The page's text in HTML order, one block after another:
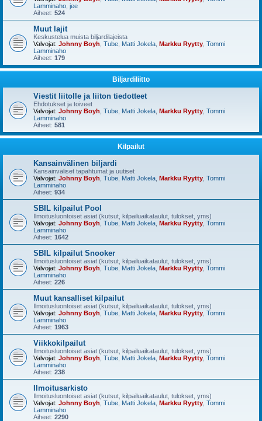
Lamminaho jee
Aiheet: 524
Muut lajit
Keskustelua muista biljardilajeista
Valvojat: Johnny Boyh Tube Matti Jokela Markku Ryytty Tommi
Lamminaho
Aiheet: 179
Biljardiliitto
Viestit liitolle ja liiton tiedotteet
Ehdotukset ja toiveet
Valvojat: Johnny Boyh Tube Matti Jokela Markku Ryytty Tommi
Lamminaho
Aiheet: 581
Kilpailut
Kansainvälinen biljardi
Kansainväliset tapahtumat ja uutiset
Valvojat: Johnny Boyh Tube Matti Jokela Markku Ryytty Tommi
Lamminaho
Aiheet: 934
SBIL kilpailut Pool
Ilmoitusluontoiset asiat (kutsut, kilpailuaikataulut, tulokset, yms)
Valvojat: Johnny Boyh Tube Matti Jokela Markku Ryytty Tommi
Lamminaho
Aiheet: 1642
SBIL kilpailut Snooker
Ilmoitusluontoiset asiat (kutsut, kilpailuaikataulut, tulokset, yms)
Valvojat: Johnny Boyh Tube Matti Jokela Markku Ryytty Tommi
Lamminaho
Aiheet: 226
Muut kansalliset kilpailut
Ilmoitusluontoiset asiat (kutsut, kilpailuaikataulut, tulokset, yms)
Valvojat: Johnny Boyh Tube Matti Jokela Markku Ryytty Tommi
Lamminaho
Aiheet: 1963
Viikkokilpailut
Ilmoitusluontoiset asiat (kutsut, kilpailuaikataulut, tulokset, yms)
Valvojat: Johnny Boyh Tube Matti Jokela Markku Ryytty Tommi
Lamminaho
Aiheet: 238
Ilmoitusarkisto
Ilmoitusluontoiset asiat (kutsut, kilpailuaikataulut, tulokset, yms)
Valvojat: Johnny Boyh Tube Matti Jokela Markku Ryytty Tommi
Lamminaho
Aiheet: 2290